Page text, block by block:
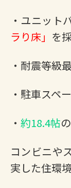
・ユニット
ラり床」 を
・耐震等級
・駐車スペ
・ 約18.4帖
コンビニや
実した住環